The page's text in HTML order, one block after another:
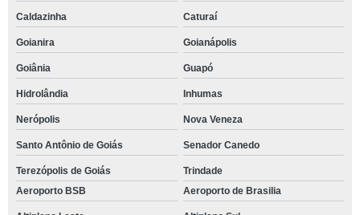
Caldazinha Caturaí
Goianira Goianápolis
Goiânia Guapó
Hidrolândia Inhumas
Nerópolis Nova Veneza
Santo Antônio de Goiás Senador Canedo
Terezópolis de Goiás
Trindade
Aeroporto BSB
Aeroporto de Brasilia